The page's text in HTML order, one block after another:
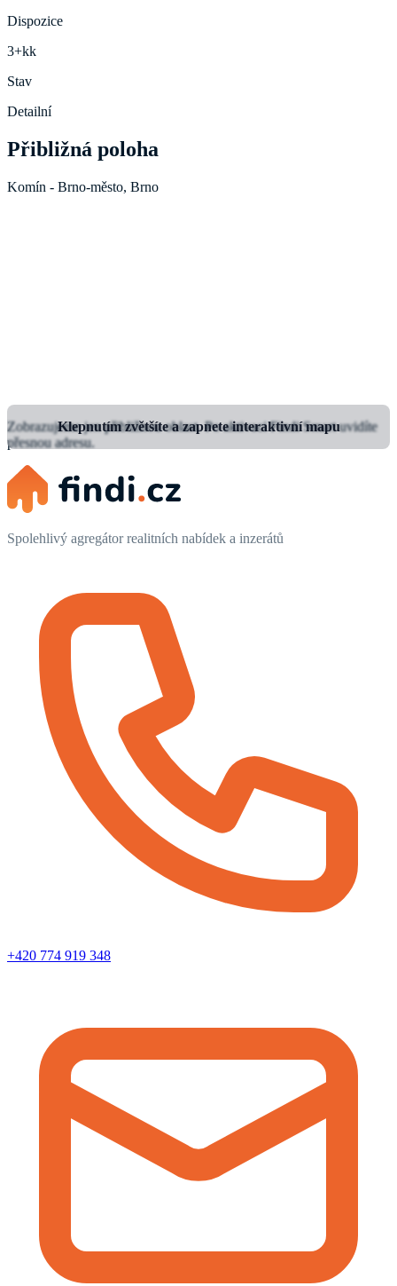
Dispozice
3+kk
Stav
Detailní
Přibližná poloha
Komín - Brno-město, Brno
Klepnutím zvětšíte a zapnete interaktivní mapu
Zobrazujeme jen přibližnou oblast.Po aktivaci Findi Smart uvidíte
přesnou adresu.
Spolehlivý agregátor realitních nabídek a inzerátů
+420 774 919 348